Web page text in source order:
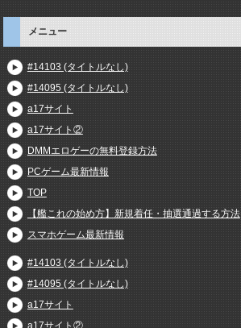
メニュー
#14103 (タイトルなし)
#14095 (タイトルなし)
a17サイト
a17サイト②
DMMエロゲーの無料登録方法
PCゲーム最新情報
TOP
【艦これの始め方】新規着任・抽選通過する方法
スマホゲーム最新情報
#14103 (タイトルなし)
#14095 (タイトルなし)
a17サイト
a17サイト②